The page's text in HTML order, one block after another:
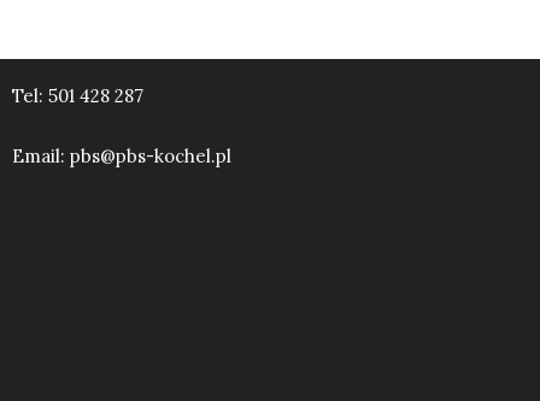
Tel: 501 428 287
Email: pbs@pbs-kochel.pl